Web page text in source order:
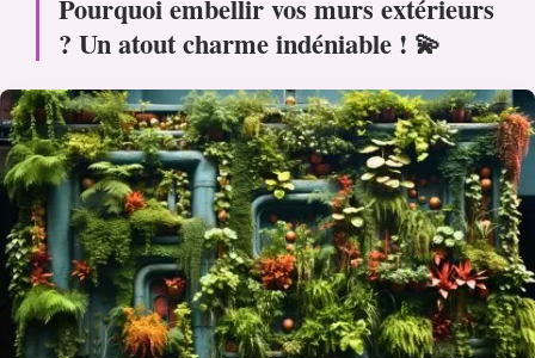
Pourquoi embellir vos murs extérieurs
? Un atout charme indéniable ! 💫